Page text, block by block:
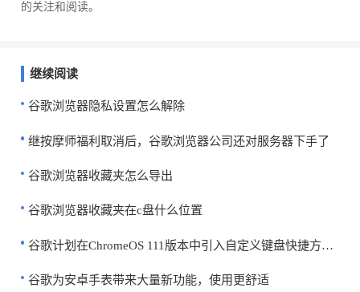
的关注和阅读。
继续阅读
谷歌浏览器隐私设置怎么解除
继按摩师福利取消后，谷歌浏览器公司还对服务器下手了
谷歌浏览器收藏夹怎么导出
谷歌浏览器收藏夹在c盘什么位置
谷歌计划在ChromeOS 111版本中引入自定义键盘快捷方式特性
谷歌为安卓手表带来大量新功能，使用更舒适